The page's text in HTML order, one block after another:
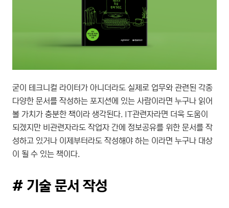
굳이 테크니컬 라이터가 아니더라도 실제로 업무와 관련된 각종
다양한 문서를 작성하는 포지션에 있는 사람이라면 누구나 읽어
볼 가치가 충분한 책이라 생각된다. IT관련자라면 더욱 도움이
되겠지만 비관련자라도 작업자 간에 정보공유를 위한 문서를 작
성하고 있거나 이제부터라도 작성해야 하는 이라면 누구나 대상
이 될 수 있는 책이다.
# 기술 문서 작성